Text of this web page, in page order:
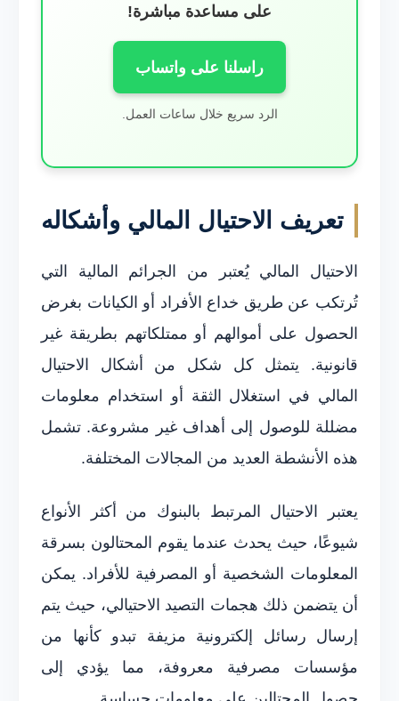
على مساعدة مباشرة!
راسلنا على واتساب
الرد سريع خلال ساعات العمل.
تعريف الاحتيال المالي وأشكاله
الاحتيال المالي يُعتبر من الجرائم المالية التي
تُرتكب عن طريق خداع الأفراد أو الكيانات بغرض
الحصول على أموالهم أو ممتلكاتهم بطريقة غير
قانونية. يتمثل كل شكل من أشكال الاحتيال
المالي في استغلال الثقة أو استخدام معلومات
مضللة للوصول إلى أهداف غير مشروعة. تشمل
هذه الأنشطة العديد من المجالات المختلفة.
يعتبر الاحتيال المرتبط بالبنوك من أكثر الأنواع
شيوعًا، حيث يحدث عندما يقوم المحتالون بسرقة
المعلومات الشخصية أو المصرفية للأفراد. يمكن
أن يتضمن ذلك هجمات التصيد الاحتيالي، حيث يتم
إرسال رسائل إلكترونية مزيفة تبدو كأنها من
مؤسسات مصرفية معروفة، مما يؤدي إلى